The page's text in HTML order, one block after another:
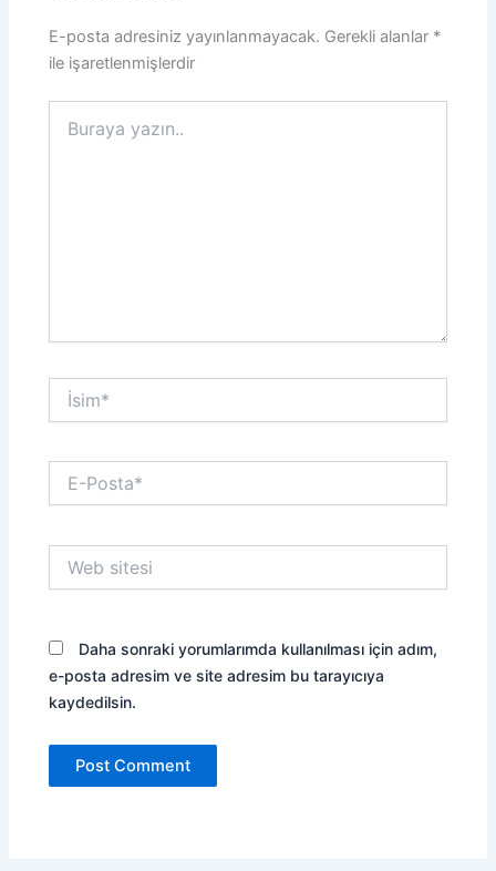
E-posta adresiniz yayınlanmayacak. Gerekli alanlar *
ile işaretlenmişlerdir
yazın..
İsim*
Posta*
sitesi
Daha sonraki yorumlarımda kullanılması için adım,
e-posta adresim ve site adresim bu tarayıcıya
kaydedilsin.